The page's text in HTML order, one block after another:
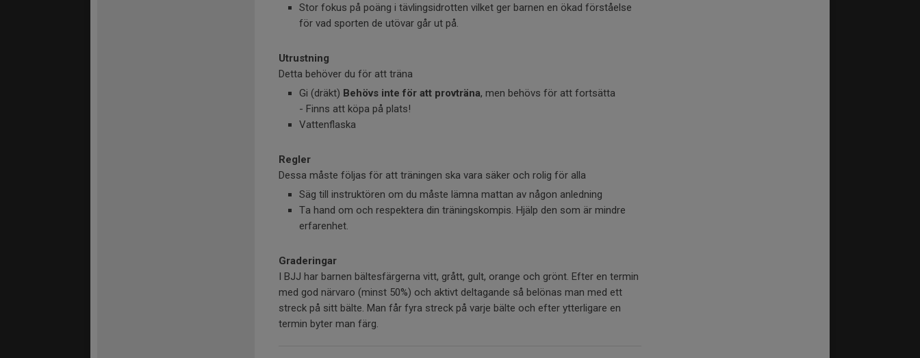
Stor fokus på poäng i tävlingsidrotten vilket ger barnen en ökad förståelse
för vad sporten de utövar går ut på.
Utrustning
Detta behöver du för att träna
Gi (dräkt) Behövs inte för att provträna, men behövs för att fortsätta
- Finns att köpa på plats!
Vattenflaska
Regler
Dessa måste följas för att träningen ska vara säker och rolig för alla
Säg till instruktören om du måste lämna mattan av någon anledning
Ta hand om och respektera din träningskompis. Hjälp den som är mindre
erfarenhet.
Graderingar
I BJJ har barnen bältesfärgerna vitt, grått, gult, orange och grönt. Efter en termin
med god närvaro (minst 50%) och aktivt deltagande så belönas man med ett
streck på sitt bälte. Man får fyra streck på varje bälte och efter ytterligare en
termin byter man färg.